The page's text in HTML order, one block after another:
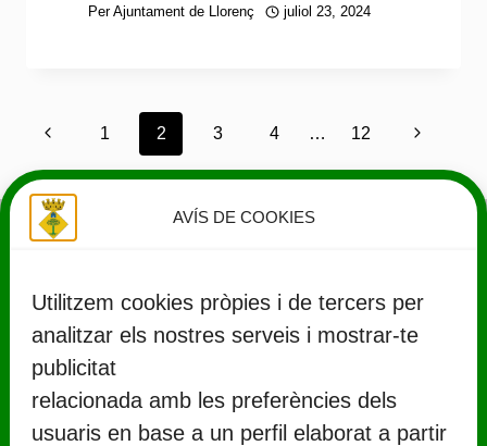
AVÍS DE COOKIES
Utilitzem cookies pròpies i de tercers per
analitzar els nostres serveis i mostrar-te
publicitat
relacionada amb les preferències dels
usuaris en base a un perfil elaborat a partir
Per Ajuntament de Llorenç juliol 23, 2024
Navegació
de
Pàgina
anterior
1 2 3 4 … 12 Pàgina
següent